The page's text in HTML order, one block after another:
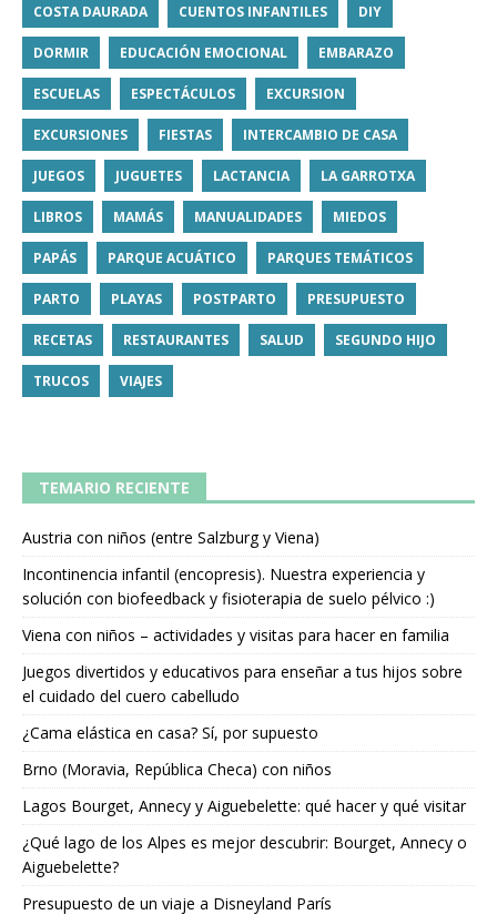
COSTA DAURADA CUENTOS INFANTILES DIY
DORMIR EDUCACIÓN EMOCIONAL EMBARAZO
ESCUELAS ESPECTÁCULOS EXCURSION
EXCURSIONES FIESTAS INTERCAMBIO DE CASA
JUEGOS JUGUETES LACTANCIA LA GARROTXA
LIBROS MAMÁS MANUALIDADES MIEDOS
PAPÁS PARQUE ACUÁTICO PARQUES TEMÁTICOS
PARTO PLAYAS POSTPARTO PRESUPUESTO
RECETAS RESTAURANTES SALUD SEGUNDO HIJO
TRUCOS VIAJES
TEMARIO RECIENTE
Austria con niños (entre Salzburg y Viena)
Incontinencia infantil (encopresis). Nuestra experiencia y
solución con biofeedback y fisioterapia de suelo pélvico :)
Viena con niños – actividades y visitas para hacer en familia
Juegos divertidos y educativos para enseñar a tus hijos sobre
el cuidado del cuero cabelludo
¿Cama elástica en casa? Sí, por supuesto
Brno (Moravia, República Checa) con niños
Lagos Bourget, Annecy y Aiguebelette: qué hacer y qué visitar
¿Qué lago de los Alpes es mejor descubrir: Bourget, Annecy o
Aiguebelette?
Presupuesto de un viaje a Disneyland París